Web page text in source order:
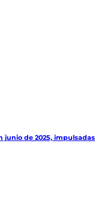
junio de 2025, impulsadas